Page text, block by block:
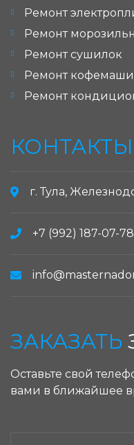
Ремонт
Ремонт
Ремонт сушилок
Ремонт
Ремонт
КОНТАКТЫ
г. Тула,
+7 (992) 187-07-78
ЗАКАЗАТЬ
Оставьте свой
вами в ближайшее